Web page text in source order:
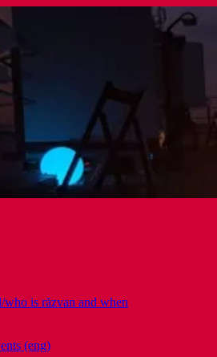
who is răzvan and when
(eng)